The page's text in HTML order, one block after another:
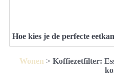
Hoe kies je de perfecte
Wonen > Koffiezetfilter: